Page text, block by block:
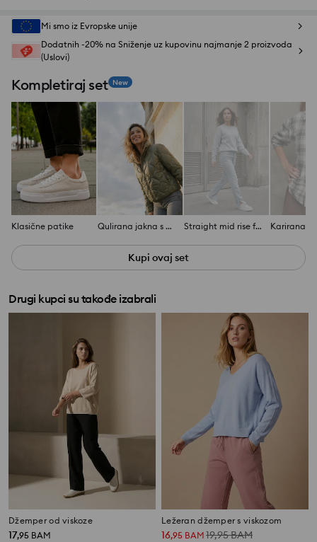
Mi smo iz Evropske unije
Dodatnih -20% na Sniženje uz kupovinu najmanje 2 proizvoda
(Uslovi)
Kompletiraj set New
Klasične patike Qulirana jakna s visokim ovratnikom Straight mid rise farmerke Karirana
Kupi ovaj set
Drugi kupci su takođe izabrali
Džemper od viskoze
17,95 BAM
Ležeran džemper s viskozom
16,95 BAM 19,95BAM